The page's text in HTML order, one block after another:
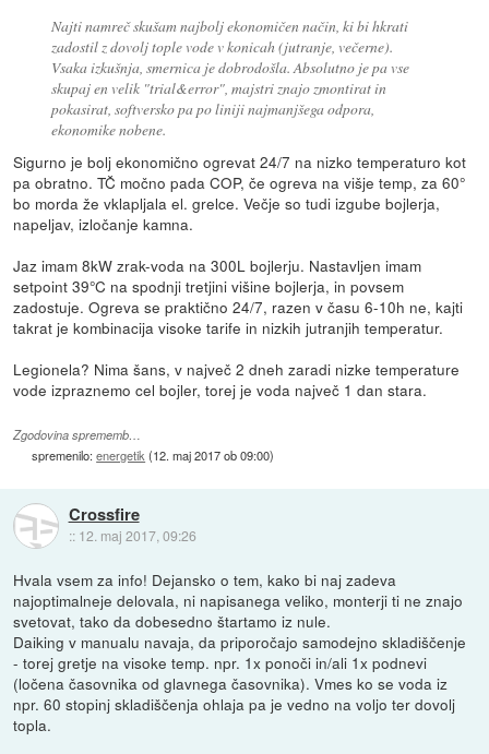
Najti namreč skušam najbolj ekonomičen način, ki bi hkrati
zadostil z dovolj tople vode v konicah (jutranje, večerne).
Vsaka izkušnja, smernica je dobrodošla. Absolutno je pa vse
skupaj en velik "trial&error", majstri znajo zmontirat in
pokasirat, softversko pa po liniji najmanjšega odpora,
ekonomike nobene.
Sigurno je bolj ekonomično ogrevat 24/7 na nizko temperaturo kot
pa obratno. TČ močno pada COP, če ogreva na višje temp, za 60°
bo morda že vklapljala el. grelce. Večje so tudi izgube bojlerja,
napeljav, izločanje kamna.
Jaz imam 8kW zrak-voda na 300L bojlerju. Nastavljen imam
setpoint 39°C na spodnji tretjini višine bojlerja, in povsem
zadostuje. Ogreva se praktično 24/7, razen v času 6-10h ne, kajti
takrat je kombinacija visoke tarife in nizkih jutranjih temperatur.
Legionela? Nima šans, v največ 2 dneh zaradi nizke temperature
vode izpraznemo cel bojler, torej je voda največ 1 dan stara.
Zgodovina sprememb…
spremenilo:energetik(12. maj 2017 ob 09:00)
Crossfire
:: 12. maj 2017, 09:26
Hvala vsem za info! Dejansko o tem, kako bi naj zadeva
najoptimalneje delovala, ni napisanega veliko, monterji ti ne znajo
svetovat, tako da dobesedno štartamo iz nule.
Daiking v manualu navaja, da priporočajo samodejno skladiščenje
- torej gretje na visoke temp. npr. 1x ponoči in/ali 1x podnevi
(ločena časovnika od glavnega časovnika). Vmes ko se voda iz
npr. 60 stopinj skladiščenja ohlaja pa je vedno na voljo ter dovolj
topla.